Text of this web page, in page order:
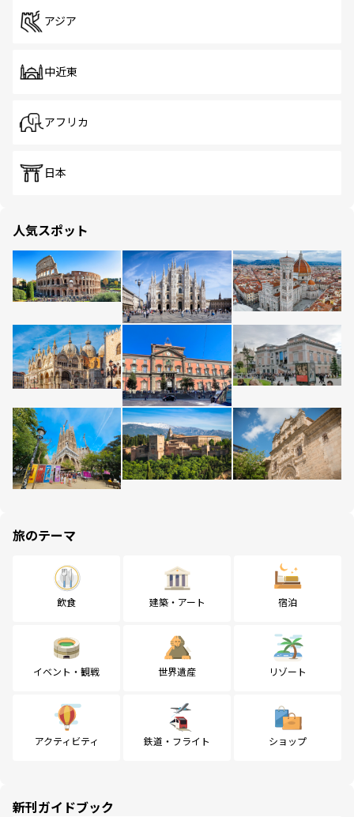
アジア
中近東
アフリカ
日本
人気スポット
旅のテーマ
飲食 建築・アート 宿泊
イベント・観戦 世界遺産 リゾート
アクティビティ 鉄道・フライト ショップ
新刊ガイドブック